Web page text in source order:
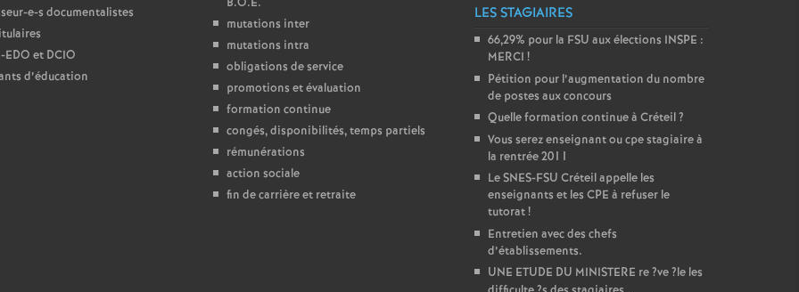
e-s documentalistes
EDO et DCIO
d’éducation
mutations inter
mutations intra
obligations de service
promotions et évaluation
formation continue
congés, disponibilités, temps partiels
rémunérations
action sociale
fin de carrière et retraite
LES STAGIAIRES
66,29% pour la FSU aux élections INSPE :
MERCI !
Pétition pour l’augmentation du nombre
de postes aux concours
Quelle formation continue à Créteil?
Vous serez enseignant ou cpe stagiaire à
la rentrée 2011
LeSNES-FSU Créteil appelle les
enseignants et les CPE à refuser le
tutorat!
Entretien avec des chefs
d’établissements.
UNE ETUDE DU MINISTERE re?ve?le les